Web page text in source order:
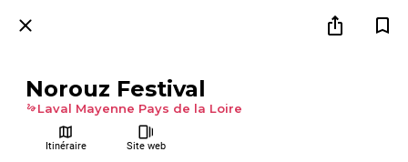
Norouz Festival
Laval Mayenne Pays de la Loire
Itinéraire Site web